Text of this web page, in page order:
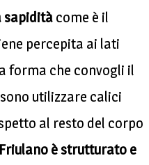
sapidità come è il
percepita ai lati
forma che convogli il
utilizzare calici
al resto del corpo
è strutturato e